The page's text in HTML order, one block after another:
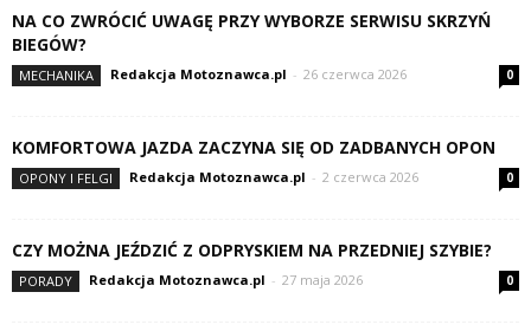
NA CO ZWRÓCIĆ UWAGĘ PRZY WYBORZE SERWISU SKRZYŃ
BIEGÓW?
MECHANIKA Redakcja Motoznawca.pl - 26 czerwca 2026 0
KOMFORTOWA JAZDA ZACZYNA SIĘ OD ZADBANYCH OPON
OPONY I FELGI Redakcja Motoznawca.pl - 2 czerwca 2026 0
CZY MOŻNA JEŹDZIĆ Z ODPRYSKIEM NA PRZEDNIEJ SZYBIE?
PORADY Redakcja Motoznawca.pl - 27 maja 2026 0